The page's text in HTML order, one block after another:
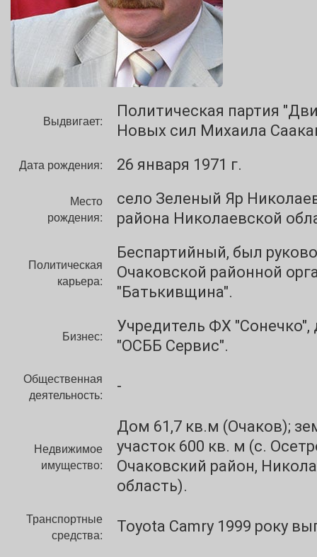
Выдвигает:
Политическая партия
Новых сил Михаила
Дата рождения: 26 января 1971 г.
Место
рождения:
село Зеленый Яр
района Николаевской
Политическая
карьера:
Беспартийный, был
Очаковской районной
"Батькивщина".
Бизнес:
Учредитель ФХ
"ОСББ Сервис".
Общественная
деятельность:
-
Недвижимое
имущество:
Дом 61,7 кв.м (Очаков);
участок 600 кв. м (с.
Очаковский район,
область).
Транспортные
средства:
Toyota Camry 1999 року